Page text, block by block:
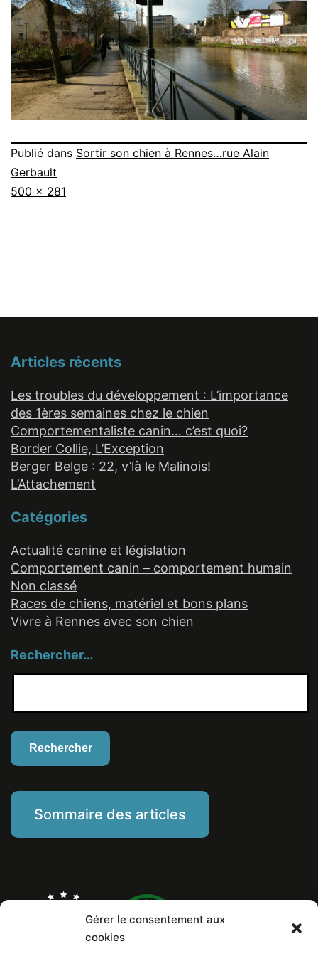
Gérer le consentement aux
cookies
Publié dans Sortir son chien à Rennes…rue Alain
Gerbault
Taille
500 × 281
Articles récents
Les troubles du développement : L’importance
des 1ères semaines chez le chien
Comportementaliste canin… c’est quoi?
Border Collie, L’Exception
Berger Belge : 22, v’là le Malinois!
L’Attachement
Catégories
Actualité canine et législation
Comportement canin – comportement humain
Non classé
Races de chiens, matériel et bons plans
Vivre à Rennes avec son chien
Rechercher…
Sommaire des articles